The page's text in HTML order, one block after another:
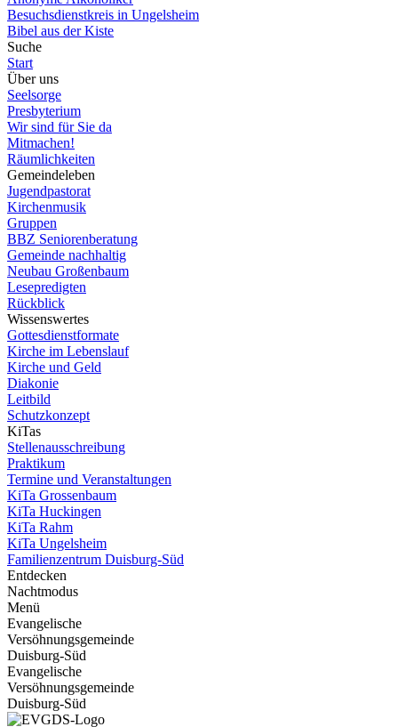
Besuchsdienstkreis in Ungelsheim
Bibel aus der Kiste
Suche
Start
Über uns
Seelsorge
Presbyterium
Wir sind für Sie da
Mitmachen!
Räumlichkeiten
Gemeindeleben
Jugendpastorat
Kirchenmusik
Gruppen
BBZ Seniorenberatung
Gemeinde nachhaltig
Neubau Großenbaum
Lesepredigten
Rückblick
Wissenswertes
Gottesdienstformate
Kirche im Lebenslauf
Kirche und Geld
Diakonie
Leitbild
Schutzkonzept
KiTas
Stellenausschreibung
Praktikum
Termine und Veranstaltungen
KiTa Grossenbaum
KiTa Huckingen
KiTa Rahm
KiTa Ungelsheim
Familienzentrum Duisburg-Süd
Entdecken
Nachtmodus
Menü
Evangelische
Versöhnungsgemeinde
Duisburg-Süd
Evangelische
Versöhnungsgemeinde
Duisburg-Süd